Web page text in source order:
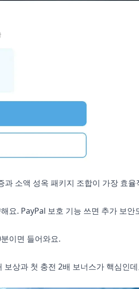
소액 성옥 패키지 조합이 가장 효율
요. PayPal 보호 기능 쓰면 추가 보안
이면 들어와요.
상과 첫 충전 2배 보너스가 핵심인